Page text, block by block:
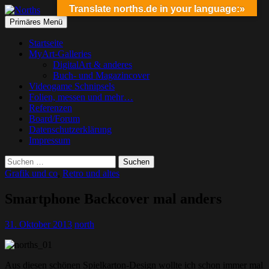
Norths
Suchen
Primäres Menü Springe
zum
Startseite
MyArt-Galleries
DigitalArt & anderes
Buch- und Magazincover
Videogame Schnipsels
Folien, messen und mehr…
Referenzen
Board/Forum
Datenschutzerklärung
Impressum
Suchen
nach:
Grafik und co Retro und altes
Smartphone Backcover mal anders
31. Oktober 2013 north
Aus diesen schönen Spielkarton-Design wollte ich schon immer mal
Translate norths.de in your language:»